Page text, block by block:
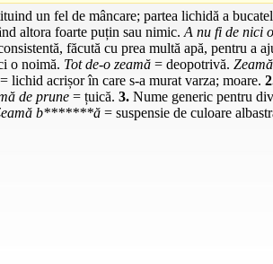
un fel de mâncare; partea lichidă a
altora foarte puțin sau nimic. A nu fi de nici
făcută cu prea multă apă, pentru a
o noimă. Tot de-o zeamă = deopotrivă.
= lichid acrișor în care s-a murat varza; moare.
de prune = țuică. 3. Nume generic pentru
b*******ă = suspensie de culoare